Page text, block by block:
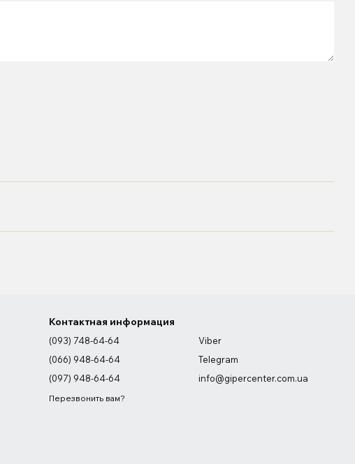
Контактная информация
(093) 748-64-64
(066) 948-64-64
(097) 948-64-64
Перезвонить вам?
Viber
Telegram
info@gipercenter.com.ua